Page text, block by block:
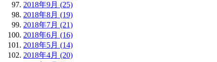
2018年9月 (25)
2018年8月 (19)
2018年7月 (21)
2018年6月 (16)
2018年5月 (14)
2018年4月 (20)